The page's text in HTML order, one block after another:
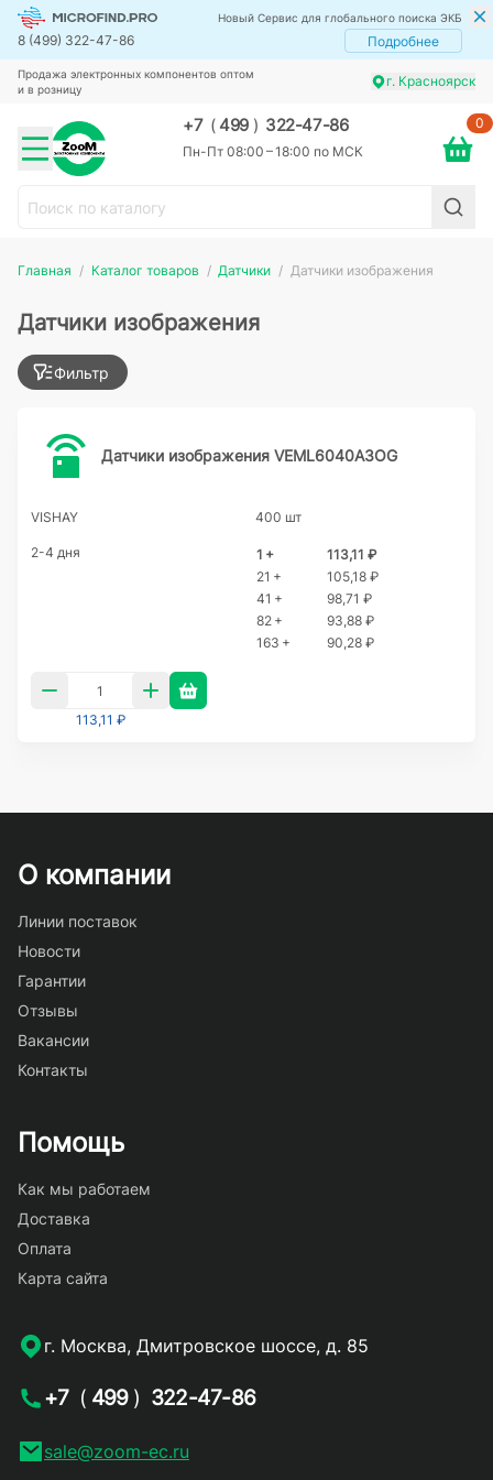
Новый Сервис для глобального поиска ЭКБ
8 (499) 322-47-86 Подробнее
Продажа электронных компонентов оптом
и в розницу
г. Красноярск
+7 (499 ) 322-47-86
Пн-Пт 08:00 – 18:00 по МСК
0
Главная Каталог товаров Датчики Датчики изображения
Датчики изображения
Фильтр
Датчики изображения VEML6040A3OG
VISHAY 400 шт
2-4 дня 1 +
113,11 ₽
21 +
105,18 ₽
41 +
98,71 ₽
82 +
93,88 ₽
163 +
90,28 ₽
113,11 ₽
О компании
Линии поставок
Новости
Гарантии
Отзывы
Вакансии
Контакты
Помощь
Как мы работаем
Доставка
Оплата
Карта сайта
г. Москва, Дмитровское шоссе, д. 85
+7 ( 499 ) 322-47-86
sale@zoom-ec.ru